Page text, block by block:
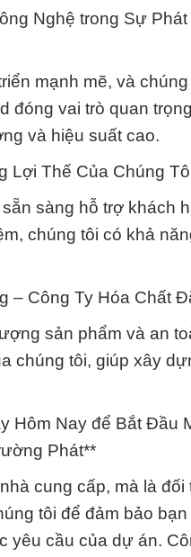
Nghệ trong Sự
mạnh mẽ, và
đóng vai trò quan
và hiệu suất cao.
Lợi Thế Của Chúng
sàng hỗ trợ khách
chúng tôi có khả
– Công Ty Hóa Chất
sản phẩm và an
chúng tôi, giúp xây
Hôm Nay để Bắt Đầu
Phát**
cung cấp, mà là
tôi để đảm bảo
yêu cầu của dự án.